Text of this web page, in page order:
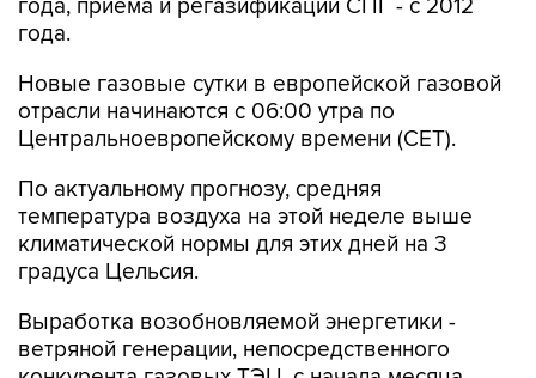
Новые газовые сутки в европейской газовой
Центральноевропейскому времени (CET).
По актуальному прогнозу, средняя
климатической нормы для этих дней на 3
градуса Цельсия.
Выработка возобновляемой энергетики -
конкурента газовых ТЭЦ, с начала месяца
обеспечивает в среднем 12% потребностей